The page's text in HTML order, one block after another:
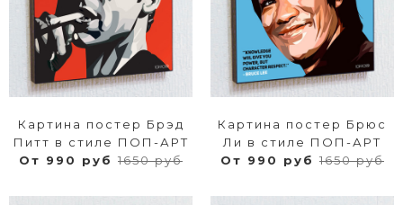
Картина постер Брэд
Питт в стиле ПОП-АРТ
От 990 руб 1650 руб
Картина постер Брюс
Ли в стиле ПОП-АРТ
От 990 руб 1650 руб